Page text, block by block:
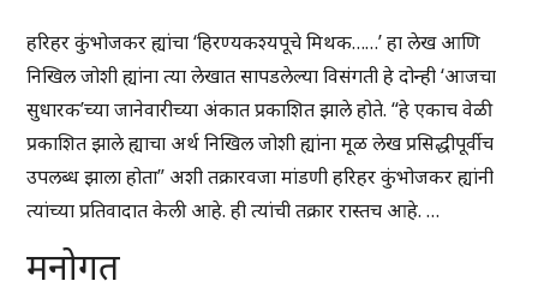
हरिहर कुंभोजकर ह्यांचा ‘हिरण्यकश्यपूचे मिथक……’ हा लेख आणि
निखिल जोशी ह्यांना त्या लेखात सापडलेल्या विसंगती हे दोन्ही ‘आजचा
सुधारक’च्या जानेवारीच्या अंकात प्रकाशित झाले होते. “हे एकाच वेळी
प्रकाशित झाले ह्याचा अर्थ निखिल जोशी ह्यांना मूळ लेख प्रसिद्धीपूर्वीच
उपलब्ध झाला होता” अशी तक्रारवजा मांडणी हरिहर कुंभोजकर ह्यांनी
त्यांच्या प्रतिवादात केली आहे. ही त्यांची तक्रार रास्तच आहे. …
मनोगत